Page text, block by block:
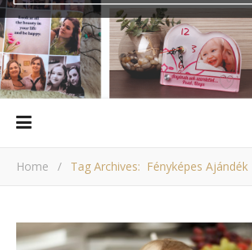
Home / Tag Archives: Fényképes Ajándék